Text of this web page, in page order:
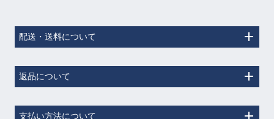
配送・送料について
返品について
支払い方法について